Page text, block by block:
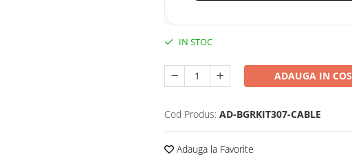
IN STOC
ADAUGA IN COS
Cod Produs: AD-BGRKIT307-CABLE
Adauga la Favorite